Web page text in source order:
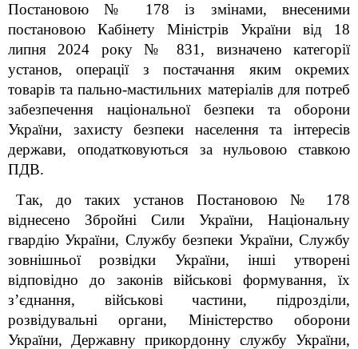
Постановою № 178 із змінами, внесеними
постановою Кабінету Міністрів України від 18
липня 2024 року № 831, визначено категорії
установ, операції з постачання яким окремих
товарів та пально-мастильних матеріалів для потреб
забезпечення національної безпеки та оборони
України, захисту безпеки населення та інтересів
держави, оподатковуються за нульовою ставкою
ПДВ.
Так, до таких установ Постановою № 178
віднесено Збройні Сили України, Національну
гвардію України, Службу безпеки України, Службу
зовнішньої розвідки України, інші утворені
відповідно до законів військові формування, їх
з’єднання, військові частини, підрозділи,
розвідувальні органи, Міністерство оборони
України, Державну прикордонну службу України,